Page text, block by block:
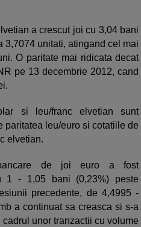
a crescut joi cu 3,04 bani
3,7074 unitati, atingand cel mai
O paritate mai ridicata decat
pe 13 decembrie 2012, cand
si leu/franc elvetian sunt
paritatea leu/euro si cotatiile de
elvetian.
de joi euro a fost
1 - 1,05 bani (0,23%) peste
precedente, de 4,4995 -
a continuat sa creasca si s-a
unor tranzactii cu volume